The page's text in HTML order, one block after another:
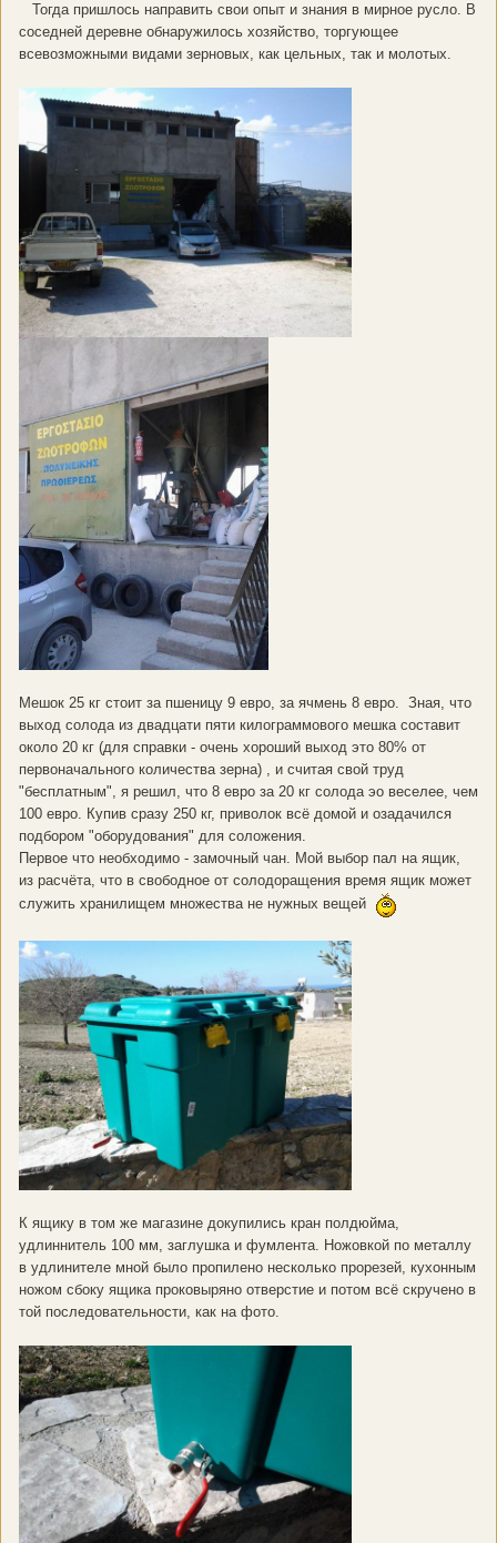
Тогда пришлось направить свои опыт и знания в мирное русло. В
соседней деревне обнаружилось хозяйство, торгующее
всевозможными видами зерновых, как цельных, так и молотых.
Мешок 25 кг стоит за пшеницу 9 евро, за ячмень 8 евро. Зная, что
выход солода из двадцати пяти килограммового мешка составит
около 20 кг (для справки - очень хороший выход это 80% от
первоначального количества зерна) , и считая свой труд
"бесплатным", я решил, что 8 евро за 20 кг солода эо веселее, чем
100 евро. Купив сразу 250 кг, приволок всё домой и озадачился
подбором "оборудования" для соложения.
Первое что необходимо - замочный чан. Мой выбор пал на ящик,
из расчёта, что в свободное от солодоращения время ящик может
служить хранилищем множества не нужных вещей
К ящику в том же магазине докупились кран полдюйма,
удлиннитель 100 мм, заглушка и фумлента. Ножовкой по металлу
в удлинителе мной было пропилено несколько прорезей, кухонным
ножом сбоку ящика проковыряно отверстие и потом всё скручено в
той последовательности, как на фото.